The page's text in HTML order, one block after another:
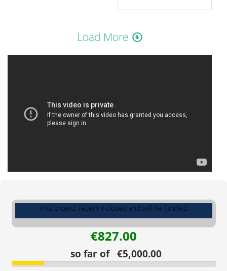
Load More
This project recently closed and will be funded.
€827.00
so far of €5,000.00